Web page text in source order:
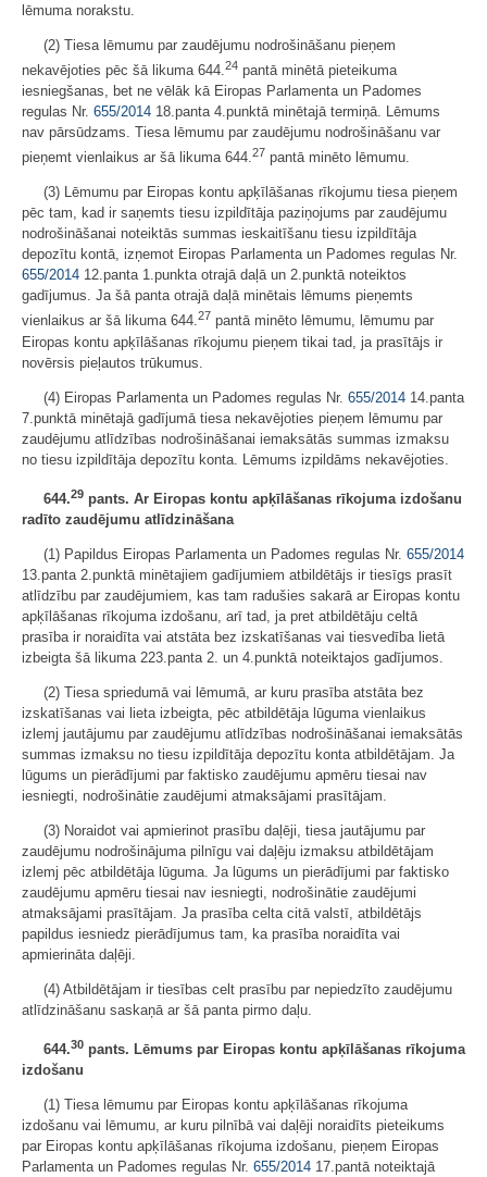
lēmuma norakstu.
(2) Tiesa lēmumu par zaudējumu nodrošināšanu pieņem
nekavējoties pēc šā likuma 644. 24 pantā minētā pieteikuma
iesniegšanas, bet ne vēlāk kā Eiropas Parlamenta un Padomes
regulas Nr. 655/2014 18.panta 4.punktā minētajā termiņā. Lēmums
nav pārsūdzams. Tiesa lēmumu par zaudējumu nodrošināšanu var
pieņemt vienlaikus ar šā likuma 644.27 pantā minēto lēmumu.
(3) Lēmumu par Eiropas kontu apķīlāšanas rīkojumu tiesa pieņem
pēc tam, kad ir saņemts tiesu izpildītāja paziņojums par zaudējumu
nodrošināšanai noteiktās summas ieskaitīšanu tiesu izpildītāja
depozītu kontā, izņemot Eiropas Parlamenta un Padomes regulas Nr.
655/2014 12.panta 1.punkta otrajā daļā un 2.punktā noteiktos
gadījumus. Ja šā panta otrajā daļā minētais lēmums pieņemts
vienlaikus ar šā likuma 644.27 pantā minēto lēmumu, lēmumu par
Eiropas kontu apķīlāšanas rīkojumu pieņem tikai tad, ja prasītājs ir
novērsis pieļautos trūkumus.
(4) Eiropas Parlamenta un Padomes regulas Nr. 655/2014 14.panta
7.punktā minētajā gadījumā tiesa nekavējoties pieņem lēmumu par
zaudējumu atlīdzības nodrošināšanai iemaksātās summas izmaksu
no tiesu izpildītāja depozītu konta. Lēmums izpildāms nekavējoties.
644.29 pants. Ar Eiropas kontu apķīlāšanas rīkojuma izdošanu
radīto zaudējumu atlīdzināšana
(1) Papildus Eiropas Parlamenta un Padomes regulas Nr. 655/2014
13.panta 2.punktā minētajiem gadījumiem atbildētājs ir tiesīgs prasīt
atlīdzību par zaudējumiem, kas tam radušies sakarā ar Eiropas kontu
apķīlāšanas rīkojuma izdošanu, arī tad, ja pret atbildētāju celtā
prasība ir noraidīta vai atstāta bez izskatīšanas vai tiesvedība lietā
izbeigta šā likuma 223.panta 2. un 4.punktā noteiktajos gadījumos.
(2) Tiesa spriedumā vai lēmumā, ar kuru prasība atstāta bez
izskatīšanas vai lieta izbeigta, pēc atbildētāja lūguma vienlaikus
izlemj jautājumu par zaudējumu atlīdzības nodrošināšanai iemaksātās
summas izmaksu no tiesu izpildītāja depozītu konta atbildētājam. Ja
lūgums un pierādījumi par faktisko zaudējumu apmēru tiesai nav
iesniegti, nodrošinātie zaudējumi atmaksājami prasītājam.
(3) Noraidot vai apmierinot prasību daļēji, tiesa jautājumu par
zaudējumu nodrošinājuma pilnīgu vai daļēju izmaksu atbildētājam
izlemj pēc atbildētāja lūguma. Ja lūgums un pierādījumi par faktisko
zaudējumu apmēru tiesai nav iesniegti, nodrošinātie zaudējumi
atmaksājami prasītājam. Ja prasība celta citā valstī, atbildētājs
papildus iesniedz pierādījumus tam, ka prasība noraidīta vai
apmierināta daļēji.
(4) Atbildētājam ir tiesības celt prasību par nepiedzīto zaudējumu
atlīdzināšanu saskaņā ar šā panta pirmo daļu.
644.30 pants. Lēmums par Eiropas kontu apķīlāšanas rīkojuma
izdošanu
(1) Tiesa lēmumu par Eiropas kontu apķīlāšanas rīkojuma
izdošanu vai lēmumu, ar kuru pilnībā vai daļēji noraidīts pieteikums
par Eiropas kontu apķīlāšanas rīkojuma izdošanu, pieņem Eiropas
Parlamenta un Padomes regulas Nr. 655/2014 17.pantā noteiktajā